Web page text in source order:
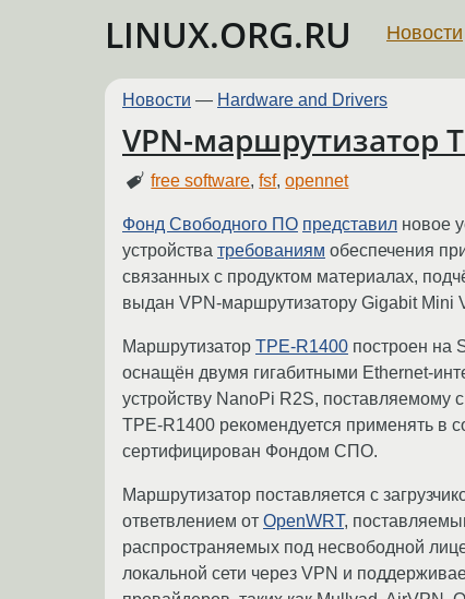
LINUX.ORG.RU Новости
Новости — Hardware and Drivers
VPN-маршрутизатор
free software,fsf,opennet
Фонд Свободного ПО представил новое
устройства требованиям обеспечения
связанных с продуктом материалах,
выдан VPN-маршрутизатору Gigabit Mini
Маршрутизатор TPE-R1400 построен на
оснащён двумя гигабитными Ethernet-
устройству NanoPi R2S, поставляемому
TPE-R1400 рекомендуется применять в
сертифицирован Фондом СПО.
Маршрутизатор поставляется с
ответвлением от OpenWRT,
распространяемых под несвободной
локальной сети через VPN и